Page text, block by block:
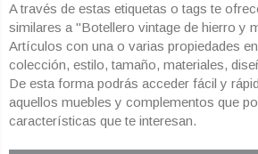
A través de estas etiquetas o tags te
similares a "Botellero vintage de hierro y
Artículos con una o varias propiedades
colección, estilo, tamaño, materiales,
De esta forma podrás acceder fácil y
aquellos muebles y complementos que
características que te interesan.